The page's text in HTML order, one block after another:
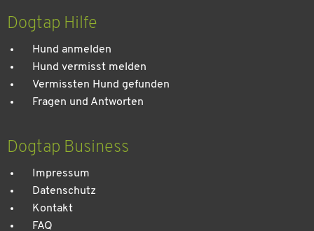
Dogtap Hilfe
Hund anmelden
Hund vermisst melden
Vermissten Hund gefunden
Fragen und Antworten
Dogtap Business
Impressum
Datenschutz
Kontakt
FAQ